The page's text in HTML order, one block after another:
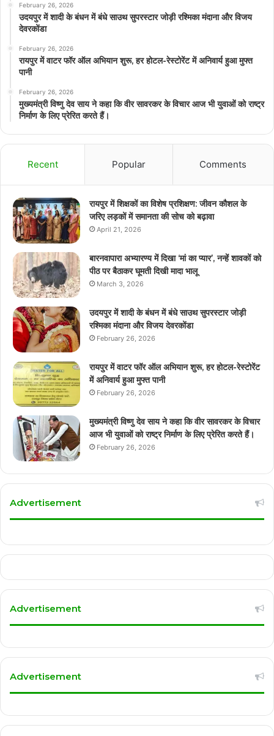
February 26, 2026
उदयपुर में शादी के बंधन में बंधे साउथ सुपरस्टार जोड़ी रश्मिका मंदाना और विजय
देवरकोंडा
February 26, 2026
रायपुर में वाटर फॉर ऑल अभियान शुरू, हर होटल-रेस्टोरेंट में अनिवार्य हुआ मुफ्त
पानी
February 26, 2026
मुख्यमंत्री विष्णु देव साय ने कहा कि वीर सावरकर के विचार आज भी युवाओं को राष्ट्र
निर्माण के लिए प्रेरित करते हैं।
Recent Popular Comments
रायपुर में शिक्षकों का विशेष प्रशिक्षण: जीवन कौशल के
जरिए लड़कों में समानता की सोच को बढ़ावा
April 21, 2026
बारनवापारा अभ्यारण्य में दिखा ‘मां का प्यार’, नन्हें शावकों को
पीठ पर बैठाकर घूमती दिखी मादा भालू
March 3, 2026
उदयपुर में शादी के बंधन में बंधे साउथ सुपरस्टार जोड़ी
रश्मिका मंदाना और विजय देवरकोंडा
February 26, 2026
रायपुर में वाटर फॉर ऑल अभियान शुरू, हर होटल-रेस्टोरेंट
में अनिवार्य हुआ मुफ्त पानी
February 26, 2026
मुख्यमंत्री विष्णु देव साय ने कहा कि वीर सावरकर के विचार
आज भी युवाओं को राष्ट्र निर्माण के लिए प्रेरित करते हैं।
February 26, 2026
Advertisement
Advertisement
Advertisement